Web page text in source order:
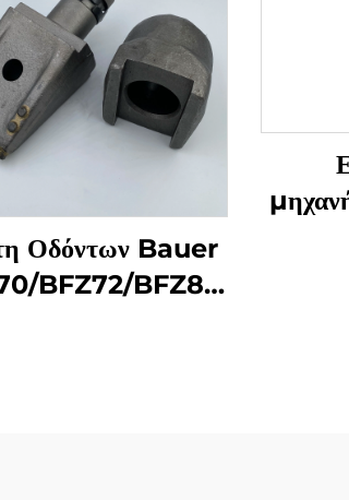
Οδόντων Bauer
BFZ72/BFZ80